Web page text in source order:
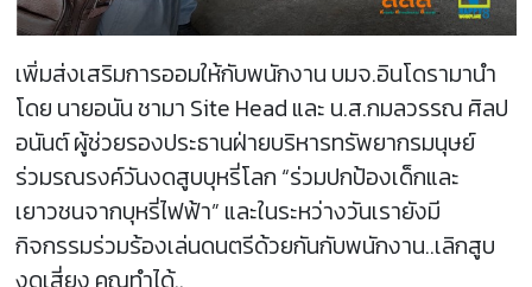
เพิ่มส่งเสริมการออมให้กับพนักงาน บมจ.อินโดรามานำ
โดย นายอนัน ชามา Site Head และ น.ส.กมลวรรณ ศิลป
อนันต์ ผู้ช่วยรองประธานฝ่ายบริหารทรัพยากรมนุษย์
ร่วมรณรงค์วันงดสูบบุหรี่โลก “ร่วมปกป้องเด็กและ
เยาวชนจากบุหรี่ไฟฟ้า” และในระหว่างวันเรายังมี
กิจกรรมร่วมร้องเล่นดนตรีด้วยกันกับพนักงาน..เลิกสูบ
งดเสี่ยง คุณทำได้..